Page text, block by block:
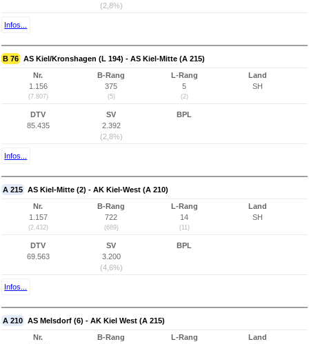
(2,8%)
Infos...
B 76 AS Kiel/Kronshagen (L 194) - AS Kiel-Mitte (A 215)
Nr.
1.156
(7.807)
B-Rang
375
(5)
L-Rang
5
(2)
Land
SH
DTV
85.435
SV
2.392
(2,8%)
BPL
Infos...
A 215 AS Kiel-Mitte (2) - AK Kiel-West (A 210)
Nr.
1.157
(2.432)
B-Rang
722
(689)
L-Rang
14
(11)
Land
SH
DTV
69.563
SV
3.200
(4,6%)
BPL
Infos...
A 210 AS Melsdorf (6) - AK Kiel West (A 215)
Nr.
B-Rang
L-Rang
Land